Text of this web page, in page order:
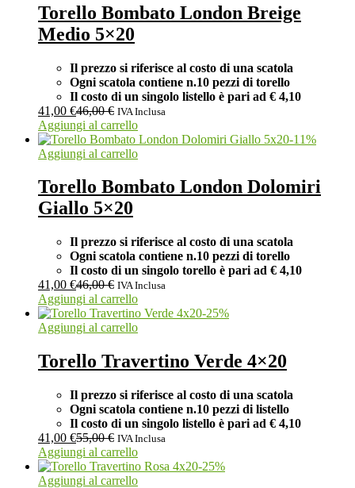
Torello Bombato London Breige
Medio 5×20
Il prezzo si riferisce al costo di una scatola
Ogni scatola contiene n.10 pezzi di torello
Il costo di un singolo listello è pari ad € 4,10
41,00 €46,00€ IVA Inclusa
Aggiungi al carrello
-11%
Aggiungi al carrello
Torello Bombato London Dolomiri
Giallo 5×20
Il prezzo si riferisce al costo di una scatola
Ogni scatola contiene n.10 pezzi di torello
Il costo di un singolo torello è pari ad € 4,10
41,00 €46,00€ IVA Inclusa
Aggiungi al carrello
-25%
Aggiungi al carrello
Torello Travertino Verde 4×20
Il prezzo si riferisce al costo di una scatola
Ogni scatola contiene n.10 pezzi di listello
Il costo di un singolo listello è pari ad € 4,10
41,00 €55,00€ IVA Inclusa
Aggiungi al carrello
-25%
Aggiungi al carrello